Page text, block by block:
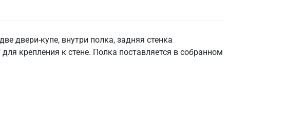
двери-купе, внутри полка, задняя стенка
крепления к стене. Полка поставляется в собранном